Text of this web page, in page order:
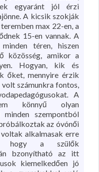
egyaránt jól érzi
A kicsik szokják
max 22-en, a
15-en vannak. A
téren, hiszen
közösség, amikor a
Hogyan, kik és
őket, mennyire érzik
számunkra fontos,
A
könnyű olyan
szempontból
az óvónői
alkalmasak erre
hogy a szülők
bzonyítható az itt
kiemelkedően jó